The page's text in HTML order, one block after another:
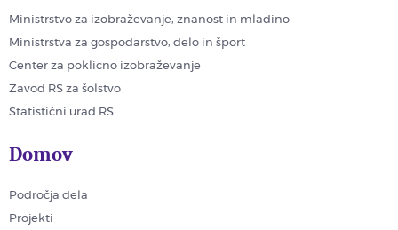
Ministrstvo za izobraževanje, znanost in mladino
Ministrstva za gospodarstvo, delo in šport
Center za poklicno izobraževanje
Zavod RS za šolstvo
Statistični urad RS
Domov
Področja dela
Projekti